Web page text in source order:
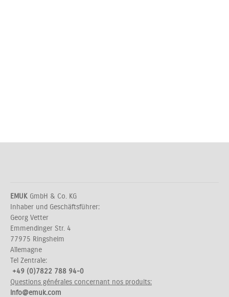
EMUK GmbH & Co. KG
Inhaber und Geschäftsführer:
Georg Vetter
Emmendinger Str. 4
77975 Ringsheim
Allemagne
Tel Zentrale:
+49 (0)7822 788 94-0
Questions générales concernant nos produits:
info@emuk.com